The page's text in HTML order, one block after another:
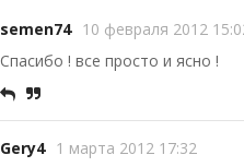
semen74 10 февраля 2012
Спасибо ! все просто и ясно !
Gery4 1 марта 2012 17:32